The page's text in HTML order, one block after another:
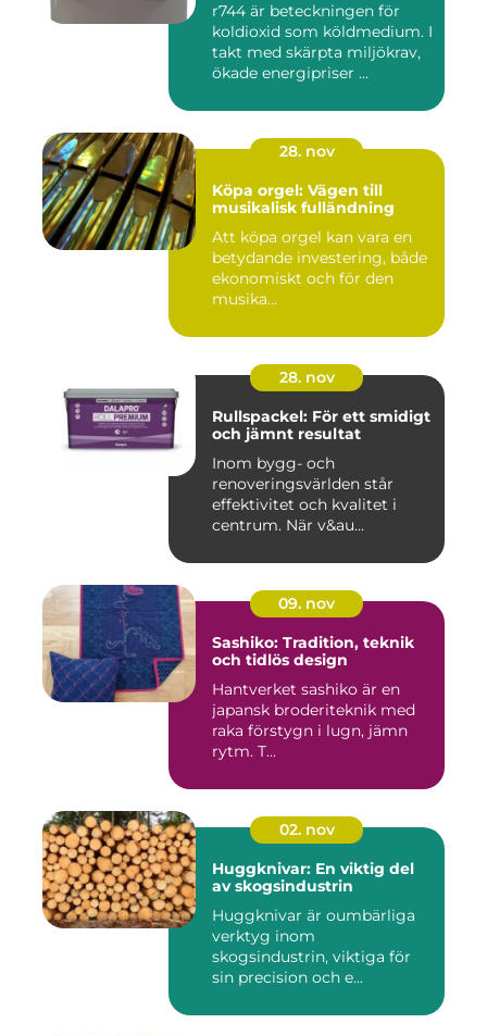
r744 är beteckningen för
koldioxid som köldmedium. I
takt med skärpta miljökrav,
ökade energipriser ...
28. nov
Köpa orgel: Vägen till
musikalisk fulländning
Att köpa orgel kan vara en
betydande investering, både
ekonomiskt och för den
musika...
28. nov
Rullspackel: För ett smidigt
och jämnt resultat
Inom bygg- och
renoveringsvärlden står
effektivitet och kvalitet i
centrum. När v&au...
09. nov
Sashiko: Tradition, teknik
och tidlös design
Hantverket sashiko är en
japansk broderiteknik med
raka förstygn i lugn, jämn
rytm. T...
02. nov
Huggknivar: En viktig del
av skogsindustrin
Huggknivar är oumbärliga
verktyg inom
skogsindustrin, viktiga för
sin precision och e...